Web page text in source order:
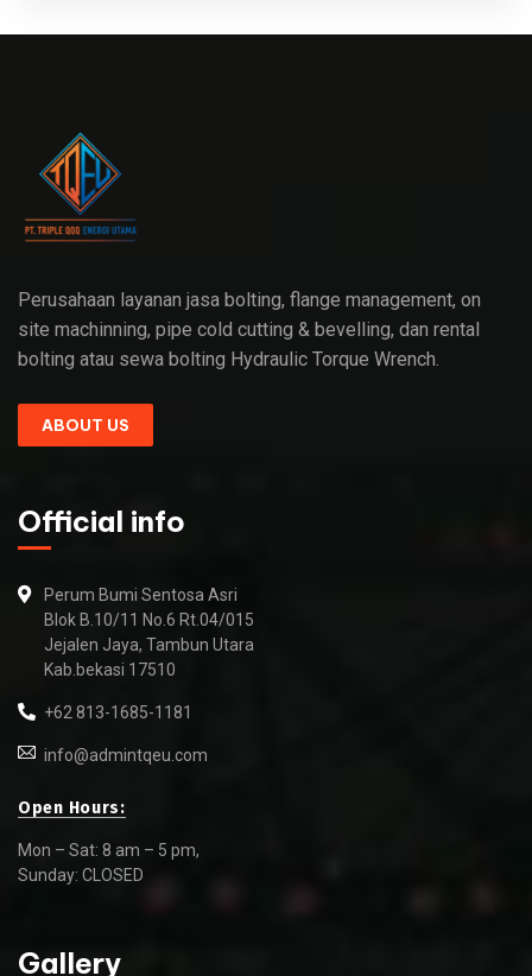
Perusahaan layanan jasa bolting, flange management, on
site machinning, pipe cold cutting & bevelling, dan rental
bolting atau sewa bolting Hydraulic Torque Wrench.
ABOUT US
Official info
Perum Bumi Sentosa Asri
Blok B.10/11 No.6 Rt.04/015
Jejalen Jaya, Tambun Utara
Kab.bekasi 17510
+62 813-1685-1181
info@admintqeu.com
Open Hours:
Mon – Sat: 8 am – 5 pm,
Sunday: CLOSED
Gallery